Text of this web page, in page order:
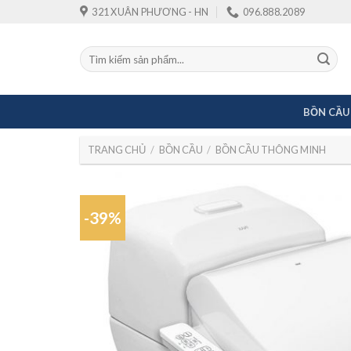
321 XUÂN PHƯƠNG - HN 096.888.2089
Tìm
kiếm:
BỒN CẦU
TRANG CHỦ / BỒN CẦU / BỒN CẦU THÔNG MINH
-39%